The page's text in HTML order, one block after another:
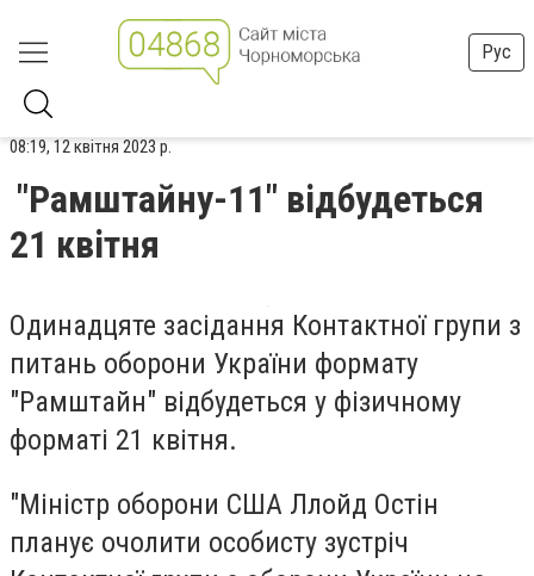
Рус
08:19, 12 квітня 2023 р.
"Рамштайну-11" відбудеться
21 квітня
Одинадцяте засідання Контактної групи з
питань оборони України формату
"Рамштайн" відбудеться у фізичному
форматі 21 квітня.
"Міністр оборони США Ллойд Остін
планує очолити особисту зустріч